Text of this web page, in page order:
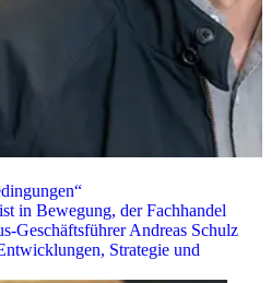
in Bewegung, der Fachhandel
Geschäftsführer Andreas Schulz
Strategie und